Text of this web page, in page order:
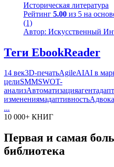
Историческая литература
Рейтинг 5.00 из 5 на
(1)
Автор: Искусственный
Теги EbookReader
14 век3D-печатьAgileAIAI в
целиSMMSWOT-
анализАвтоматизацияагент
изменениямадаптивность
...
10 000+ КНИГ
Первая и самая
библиотека